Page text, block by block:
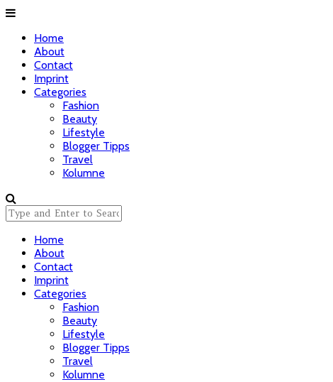
Home
About
Contact
Imprint
Categories
Fashion
Beauty
Lifestyle
Blogger Tipps
Travel
Kolumne
Home
About
Contact
Imprint
Categories
Fashion
Beauty
Lifestyle
Blogger Tipps
Travel
Kolumne